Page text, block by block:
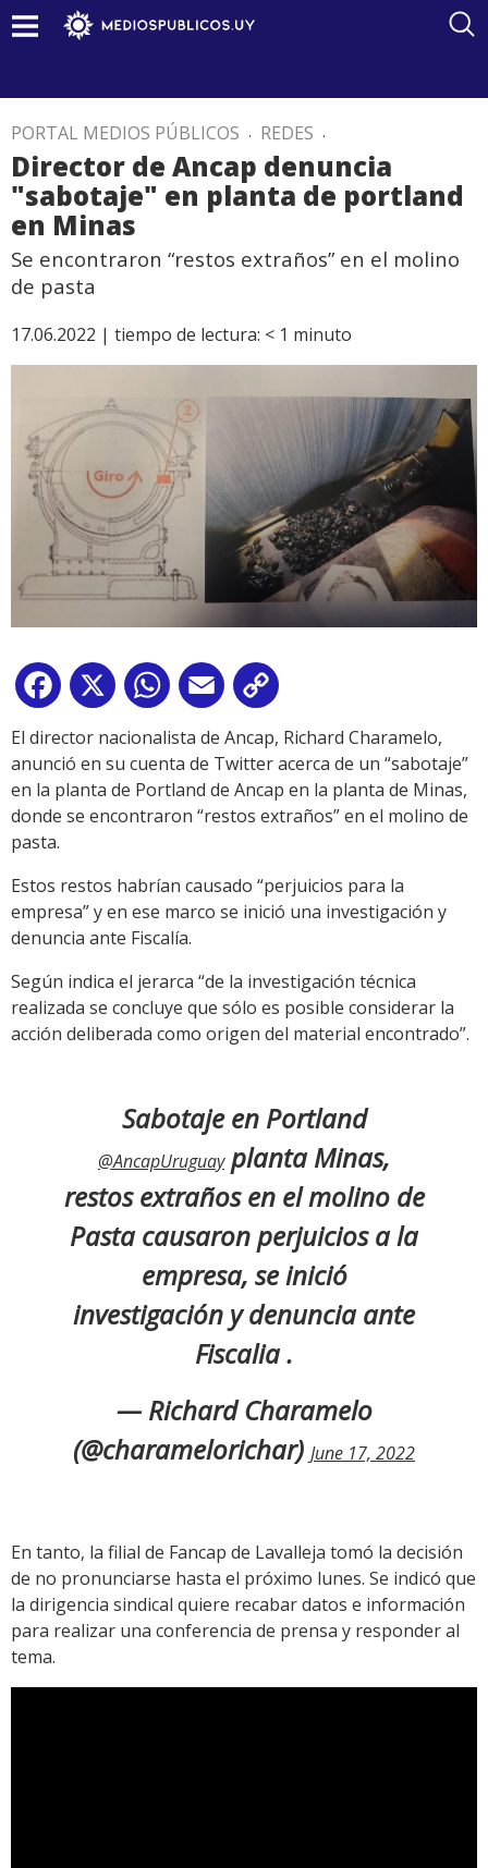
PORTAL MEDIOS PÚBLICOS . REDES .
Director de Ancap denuncia
"sabotaje" en planta de portland
en Minas
Se encontraron “restos extraños” en el molino
de pasta
17.06.2022 | tiempo de lectura: < 1 minuto
Facebook
X WhatsApp
Email
Link
El director nacionalista de Ancap, Richard Charamelo,
anunció en su cuenta de Twitter acerca de un “sabotaje”
en la planta de Portland de Ancap en la planta de Minas,
donde se encontraron “restos extraños” en el molino de
pasta.
Estos restos habrían causado “perjuicios para la
empresa” y en ese marco se inició una investigación y
denuncia ante Fiscalía.
Según indica el jerarca “de la investigación técnica
realizada se concluye que sólo es posible considerar la
acción deliberada como origen del material encontrado”.
Sabotaje en Portland
@AncapUruguayplanta Minas,
restos extraños en el molino de
Pasta causaron perjuicios a la
empresa, se inició
investigación y denuncia ante
Fiscalia .
— Richard Charamelo
(@charamelorichar) June 17, 2022
En tanto, la filial de Fancap de Lavalleja tomó la decisión
de no pronunciarse hasta el próximo lunes. Se indicó que
la dirigencia sindical quiere recabar datos e información
para realizar una conferencia de prensa y responder al
tema.